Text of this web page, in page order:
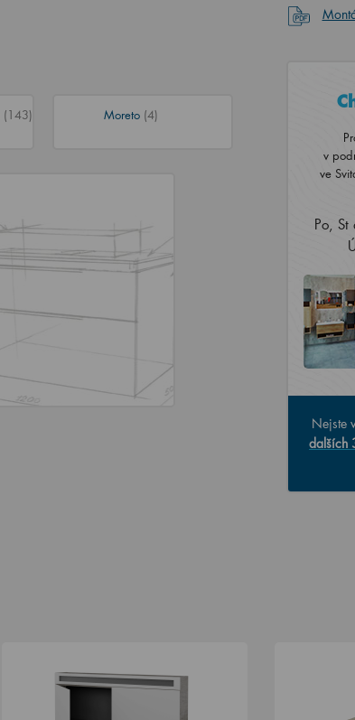
(143) Moreto (4)
v
ve
Po,
Nejste
dalších